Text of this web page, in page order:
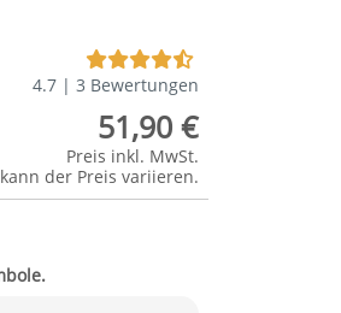
4.7 | 3 Bewertungen
51,90 €
Preis inkl. MwSt.
kann der Preis variieren.